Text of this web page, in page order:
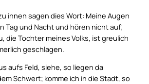
ihnen sagen dies Wort: Meine Augen
Tag und Nacht und hören nicht auf;
die Tochter meines Volks, ist greulich
geschlagen.
aufs Feld, siehe, so liegen da
Schwert; komme ich in die Stadt, so